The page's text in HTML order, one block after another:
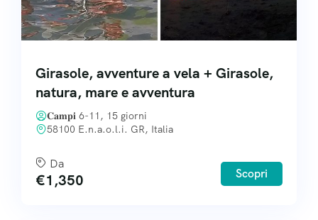
Girasole, avventure a vela + Girasole,
natura, mare e avventura
𝐂𝐚𝐦𝐩𝐢 6-11, 15 giorni
58100 E.n.a.o.l.i. GR, Italia
Da
€1,350 Scopri